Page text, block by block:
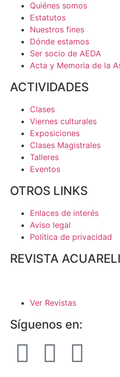
Quiénes somos
Estatutos
Nuestros fines
Dónde estamos
Ser socio de AEDA
Acta y Memoria de la
ACTIVIDADES
Clases
Viernes culturales
Exposiciones
Clases Magistrales
Talleres
Eventos
OTROS LINKS
Enlaces de interés
Aviso legal
Política de privacidad
REVISTA
Ver Revistas
Síguenos en: